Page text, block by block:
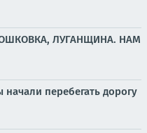
ЛУГАНЩИНА. НАМ
перебегать дорогу